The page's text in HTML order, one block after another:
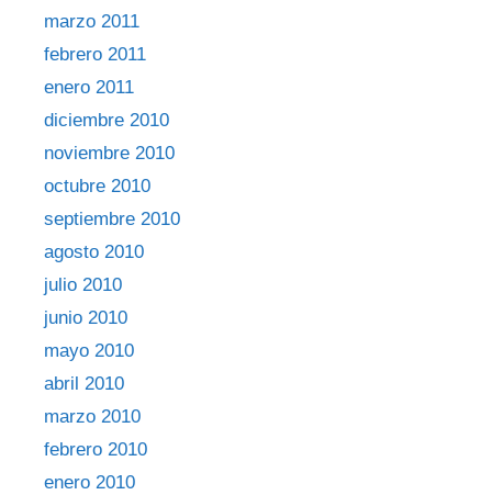
marzo 2011
febrero 2011
enero 2011
diciembre 2010
noviembre 2010
octubre 2010
septiembre 2010
agosto 2010
julio 2010
junio 2010
mayo 2010
abril 2010
marzo 2010
febrero 2010
enero 2010